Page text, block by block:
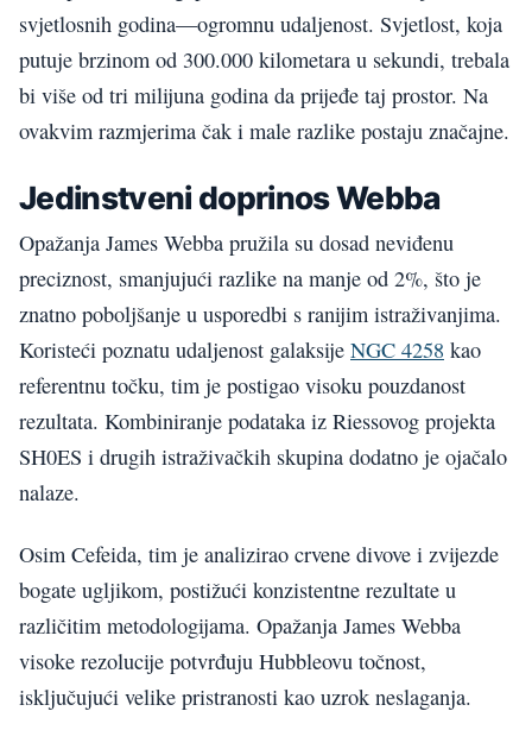
svjetlosnih godina—ogromnu udaljenost. Svjetlost, koja
putuje brzinom od 300.000 kilometara u sekundi, trebala
bi više od tri milijuna godina da prijeđe taj prostor. Na
ovakvim razmjerima čak i male razlike postaju značajne.
Jedinstveni doprinos Webba
Opažanja James Webba pružila su dosad neviđenu
preciznost, smanjujući razlike na manje od 2%, što je
znatno poboljšanje u usporedbi s ranijim istraživanjima.
Koristeći poznatu udaljenost galaksije NGC 4258 kao
referentnu točku, tim je postigao visoku pouzdanost
rezultata. Kombiniranje podataka iz Riessovog projekta
SH0ES i drugih istraživačkih skupina dodatno je ojačalo
nalaze.
Osim Cefeida, tim je analizirao crvene divove i zvijezde
bogate ugljikom, postižući konzistentne rezultate u
različitim metodologijama. Opažanja James Webba
visoke rezolucije potvrđuju Hubbleovu točnost,
isključujući velike pristranosti kao uzrok neslaganja.